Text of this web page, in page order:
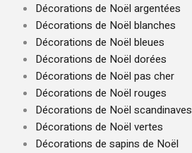
Décorations de Noël argentées
Décorations de Noël blanches
Décorations de Noël bleues
Décorations de Noël dorées
Décorations de Noël pas cher
Décorations de Noël rouges
Décorations de Noël scandinaves
Décorations de Noël vertes
Décorations de sapins de Noël